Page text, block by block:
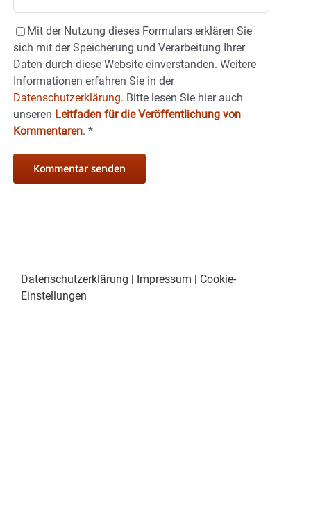
Mit der Nutzung dieses Formulars erklären Sie
sich mit der Speicherung und Verarbeitung Ihrer
Daten durch diese Website einverstanden. Weitere
Informationen erfahren Sie in der
Datenschutzerklärung. Bitte lesen Sie hier auch
unseren Leitfaden für die Veröffentlichung von
Kommentaren. *
Datenschutzerklärung | Impressum | Cookie-
Einstellungen